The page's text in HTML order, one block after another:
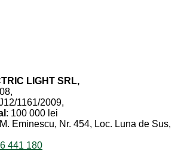
LIGHT SRL,
1161/2009,
: 100 000 lei
Eminescu, Nr. 454, Loc. Luna de Sus,
441 180